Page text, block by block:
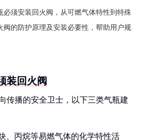
必须安装回火阀，从可燃气体特性到特殊
阀的防护原理及安装必要性，帮助用户规
装回火阀
传播的安全卫士，以下三类气瓶建
、丙烷等易燃气体的化学特性活